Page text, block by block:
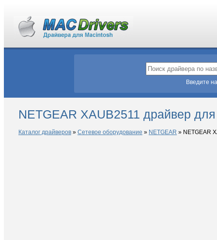
Введите
NETGEAR XAUB2511 драйвер
Каталог драйверов » Сетевое оборудование » NETGEAR » NETGEAR